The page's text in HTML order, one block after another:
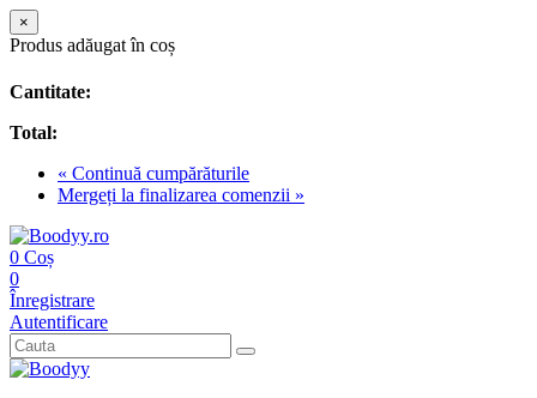
×
Produs adăugat în coș
Cantitate:
Total:
« Continuă cumpărăturile
Mergeți la finalizarea comenzii »
0 Coș
0
Înregistrare
Autentificare